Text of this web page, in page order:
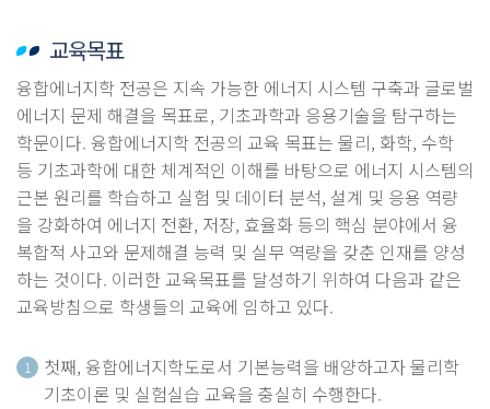
교육목표
융합에너지학 전공은 지속 가능한 에너지 시스템 구축과 글로벌
에너지 문제 해결을 목표로, 기초과학과 응용기술을 탐구하는
학문이다. 융합에너지학 전공의 교육 목표는 물리, 화학, 수학
등 기초과학에 대한 체계적인 이해를 바탕으로 에너지 시스템의
근본 원리를 학습하고 실험 및 데이터 분석, 설계 및 응용 역량
을 강화하여 에너지 전환, 저장, 효율화 등의 핵심 분야에서 융
복합적 사고와 문제해결 능력 및 실무 역량을 갖춘 인재를 양성
하는 것이다. 이러한 교육목표를 달성하기 위하여 다음과 같은
교육방침으로 학생들의 교육에 임하고 있다.
1
첫째, 융합에너지학도로서 기본능력을 배양하고자 물리학
기초이론 및 실험실습 교육을 충실히 수행한다.